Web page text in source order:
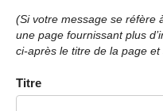
(Si votre message se réfère
une page fournissant plus
ci-après le titre de la page et
Titre